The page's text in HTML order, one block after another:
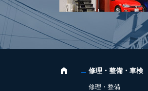
修理・整備・車検
修理・整備